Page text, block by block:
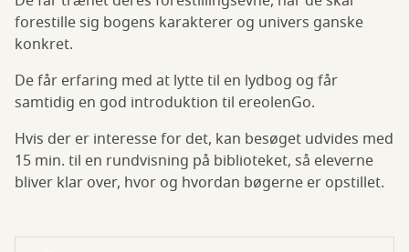
forestille sig bogens karakterer og univers ganske
konkret.
De får erfaring med at lytte til en lydbog og får
samtidig en god introduktion til ereolenGo.
Hvis der er interesse for det, kan besøget udvides med
15 min. til en rundvisning på biblioteket, så eleverne
bliver klar over, hvor og hvordan bøgerne er opstillet.